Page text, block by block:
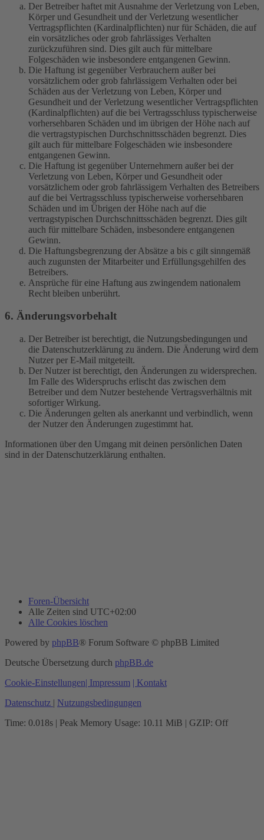
Der Betreiber haftet mit Ausnahme der Verletzung von Leben,
Körper und Gesundheit und der Verletzung wesentlicher
Vertragspflichten (Kardinalpflichten) nur für Schäden, die auf
ein vorsätzliches oder grob fahrlässiges Verhalten
zurückzuführen sind. Dies gilt auch für mittelbare
Folgeschäden wie insbesondere entgangenen Gewinn.
Die Haftung ist gegenüber Verbrauchern außer bei
vorsätzlichem oder grob fahrlässigem Verhalten oder bei
Schäden aus der Verletzung von Leben, Körper und
Gesundheit und der Verletzung wesentlicher Vertragspflichten
(Kardinalpflichten) auf die bei Vertragsschluss typischerweise
vorhersehbaren Schäden und im übrigen der Höhe nach auf
die vertragstypischen Durchschnittsschäden begrenzt. Dies
gilt auch für mittelbare Folgeschäden wie insbesondere
entgangenen Gewinn.
Die Haftung ist gegenüber Unternehmern außer bei der
Verletzung von Leben, Körper und Gesundheit oder
vorsätzlichem oder grob fahrlässigem Verhalten des Betreibers
auf die bei Vertragsschluss typischerweise vorhersehbaren
Schäden und im Übrigen der Höhe nach auf die
vertragstypischen Durchschnittsschäden begrenzt. Dies gilt
auch für mittelbare Schäden, insbesondere entgangenen
Gewinn.
Die Haftungsbegrenzung der Absätze a bis c gilt sinngemäß
auch zugunsten der Mitarbeiter und Erfüllungsgehilfen des
Betreibers.
Ansprüche für eine Haftung aus zwingendem nationalem
Recht bleiben unberührt.
6. Änderungsvorbehalt
Der Betreiber ist berechtigt, die Nutzungsbedingungen und
die Datenschutzerklärung zu ändern. Die Änderung wird dem
Nutzer per E-Mail mitgeteilt.
Der Nutzer ist berechtigt, den Änderungen zu widersprechen.
Im Falle des Widerspruchs erlischt das zwischen dem
Betreiber und dem Nutzer bestehende Vertragsverhältnis mit
sofortiger Wirkung.
Die Änderungen gelten als anerkannt und verbindlich, wenn
der Nutzer den Änderungen zugestimmt hat.
Informationen über den Umgang mit deinen persönlichen Daten
sind in der Datenschutzerklärung enthalten.
Foren-Übersicht
Alle Zeiten sind UTC+02:00
Alle Cookies löschen
Powered by phpBB® Forum Software © phpBB Limited
Deutsche Übersetzung durch phpBB.de
Cookie-Einstellungen| Impressum | Kontakt
Datenschutz | Nutzungsbedingungen
Time: 0.018s | Peak Memory Usage: 10.11 MiB | GZIP: Off